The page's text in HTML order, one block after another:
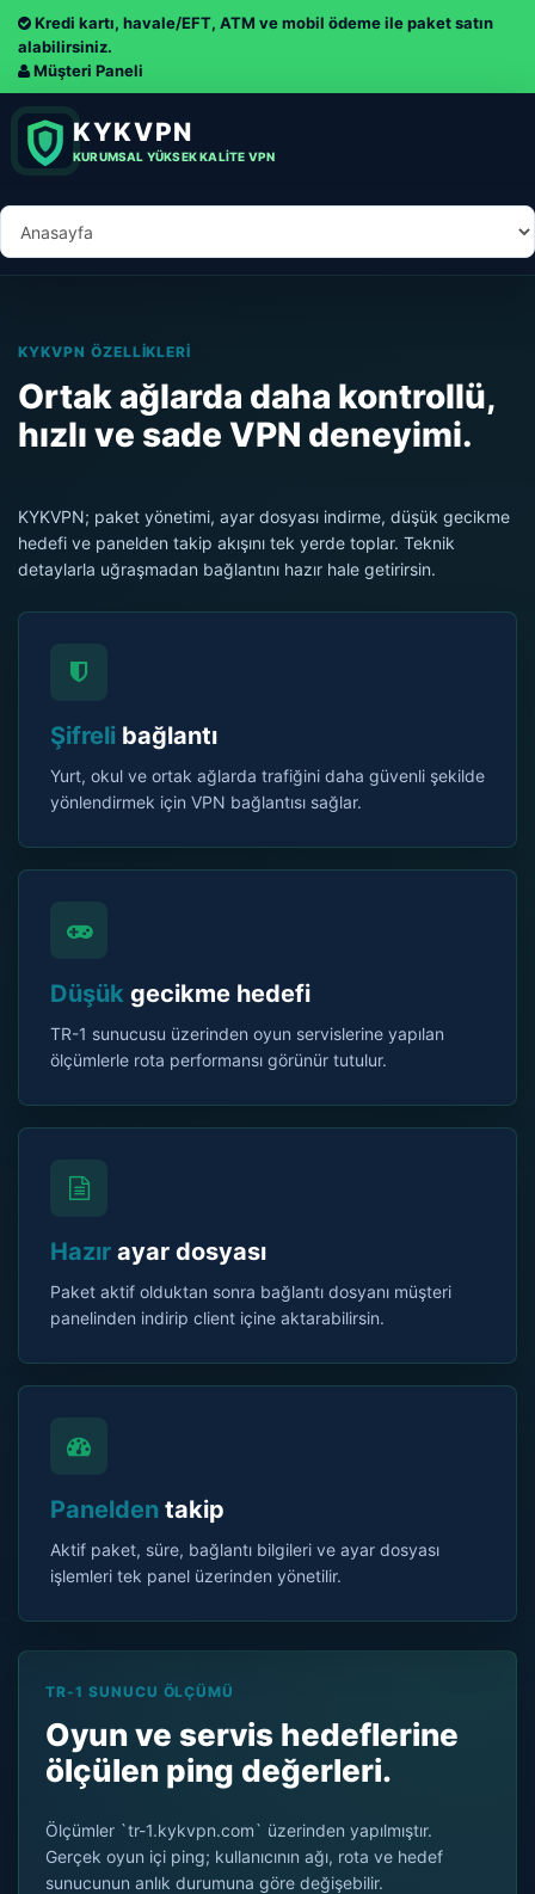
Kredi kartı, havale/EFT, ATM ve mobil ödeme ile paket satın
alabilirsiniz.
Müşteri Paneli
KYKVPN
KURUMSAL YÜKSEK KALITE VPN
KYKVPN ÖZELLIKLERI
Ortak ağlarda daha kontrollü,
hızlı ve sade VPN deneyimi.
KYKVPN; paket yönetimi, ayar dosyası indirme, düşük gecikme
hedefi ve panelden takip akışını tek yerde toplar. Teknik
detaylarla uğraşmadan bağlantını hazır hale getirirsin.
Şifreli bağlantı
Yurt, okul ve ortak ağlarda trafiğini daha güvenli şekilde
yönlendirmek için VPN bağlantısı sağlar.
Düşük gecikme hedefi
TR-1 sunucusu üzerinden oyun servislerine yapılan
ölçümlerle rota performansı görünür tutulur.
Hazır ayar dosyası
Paket aktif olduktan sonra bağlantı dosyanı müşteri
panelinden indirip client içine aktarabilirsin.
Panelden takip
Aktif paket, süre, bağlantı bilgileri ve ayar dosyası
işlemleri tek panel üzerinden yönetilir.
TR-1 SUNUCU ÖLÇÜMÜ
Oyun ve servis hedeflerine
ölçülen ping değerleri.
Ölçümler `tr-1.kykvpn.com` üzerinden yapılmıştır.
Gerçek oyun içi ping; kullanıcının ağı, rota ve hedef
sunucunun anlık durumuna göre değişebilir.